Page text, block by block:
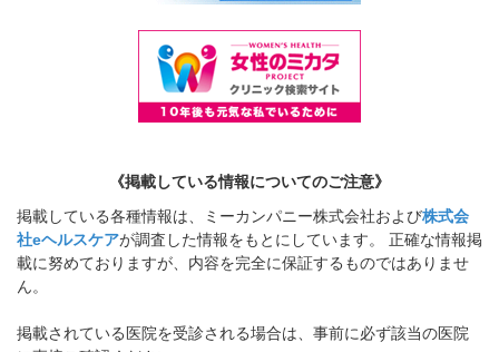
《掲載している情報についてのご注意》
掲載している各種情報は、ミーカンパニー株式会社および株式会
社eヘルスケアが調査した情報をもとにしています。 正確な情報掲
載に努めておりますが、内容を完全に保証するものではありませ
ん。
掲載されている医院を受診される場合は、事前に必ず該当の医院